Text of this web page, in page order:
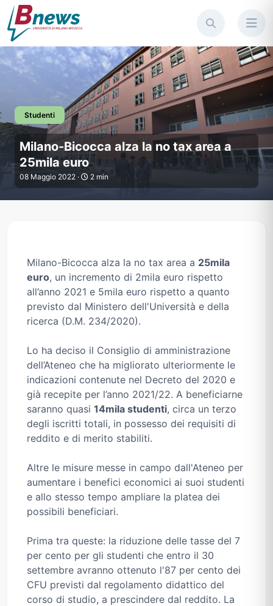
Studenti
Milano-Bicocca alza la no tax
Milano-Bicocca alza la no tax area a
25mila euro
08 Maggio 2022 · 2 min
Milano-Bicocca alza la no tax area a 25mila
euro, un incremento di 2mila euro rispetto
all’anno 2021 e 5mila euro rispetto a quanto
previsto dal Ministero dell'Università e della
ricerca (D.M. 234/2020).
Lo ha deciso il Consiglio di amministrazione
dell’Ateneo che ha migliorato ulteriormente le
indicazioni contenute nel Decreto del 2020 e
già recepite per l’anno 2021/22. A beneficiarne
saranno quasi 14mila studenti, circa un terzo
degli iscritti totali, in possesso dei requisiti di
reddito e di merito stabiliti.
Altre le misure messe in campo dall'Ateneo per
aumentare i benefici economici ai suoi studenti
e allo stesso tempo ampliare la platea dei
possibili beneficiari.
Prima tra queste: la riduzione delle tasse del 7
per cento per gli studenti che entro il 30
settembre avranno ottenuto l'87 per cento dei
CFU previsti dal regolamento didattico del
corso di studio, a prescindere dal reddito. La